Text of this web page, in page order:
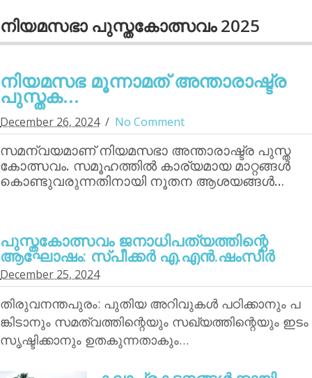
നിയമസഭാ പുസ്തകോത്സവം 2025
നിയമസഭ മൂന്നാമത് അന്താരാഷ്ട്ര
പുസ്തക...
December 26, 2024 No Comment
സമന്വയമാണ് നിയമസഭാ അന്താരാഷ്ട്ര പുസ്ത
കോത്സവം. സമൂഹത്തില്‍ കാര്യമായ മാറ്റങ്ങള്‍
കൊണ്ടുവരുന്നതിനായി നൂതന ആശയങ്ങള്‍…
പുസ്തകോത്സവം ജനാധിപത്യത്തിന്റെ
ആഘോഷം: സ്പീക്കര്‍ എ.എന്‍.ഷംസീര്‍
December 25, 2024
തിരുവനന്തപുരം: പുതിയ അറിവുകള്‍ പഠിക്കാനും പ
ങ്കിടാനും സമത്വത്തിന്റെയും സഖ്യത്തിന്റെയും ഇടം
സൃഷ്ടിക്കാനും ഉതകുന്നതാകും…